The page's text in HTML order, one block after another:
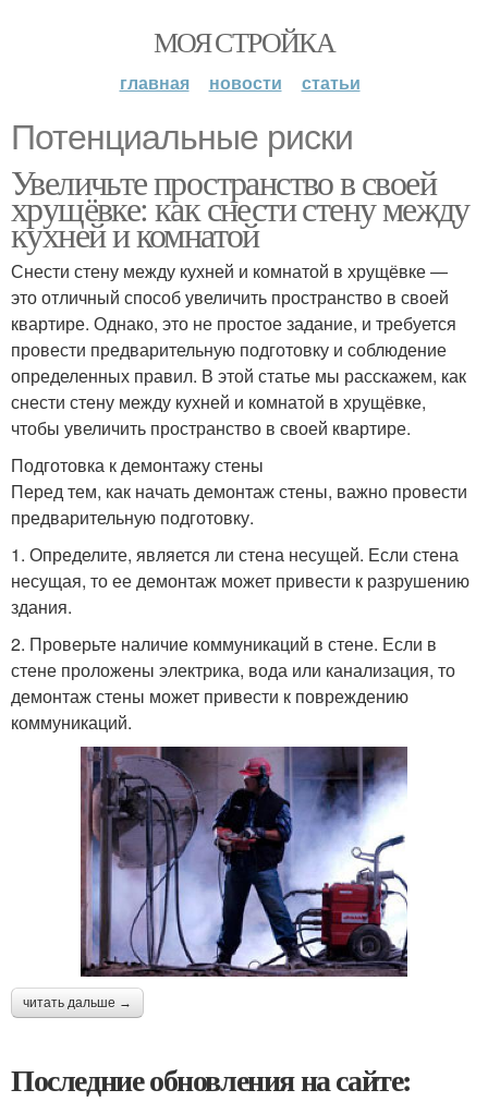
МОЯ СТРОЙКА
главная новости статьи
Потенциальные риски
Увеличьте пространство в своей
хрущёвке: как снести стену между
кухней и комнатой
Снести стену между кухней и комнатой в хрущёвке —
это отличный способ увеличить пространство в своей
квартире. Однако, это не простое задание, и требуется
провести предварительную подготовку и соблюдение
определенных правил. В этой статье мы расскажем, как
снести стену между кухней и комнатой в хрущёвке,
чтобы увеличить пространство в своей квартире.
Подготовка к демонтажу стены
Перед тем, как начать демонтаж стены, важно провести
предварительную подготовку.
1. Определите, является ли стена несущей. Если стена
несущая, то ее демонтаж может привести к разрушению
здания.
2. Проверьте наличие коммуникаций в стене. Если в
стене проложены электрика, вода или канализация, то
демонтаж стены может привести к повреждению
коммуникаций.
читать дальше →
Последние обновления на сайте: